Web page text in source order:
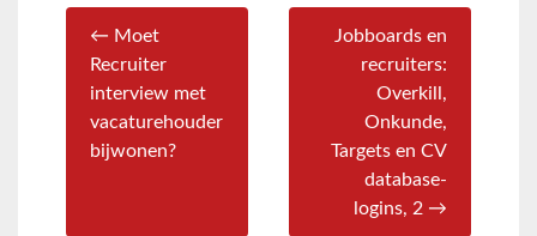
← Moet
Recruiter
interview met
vacaturehouder
bijwonen?
Jobboards en
recruiters:
Overkill,
Onkunde,
Targets en CV
database-
logins, 2 →